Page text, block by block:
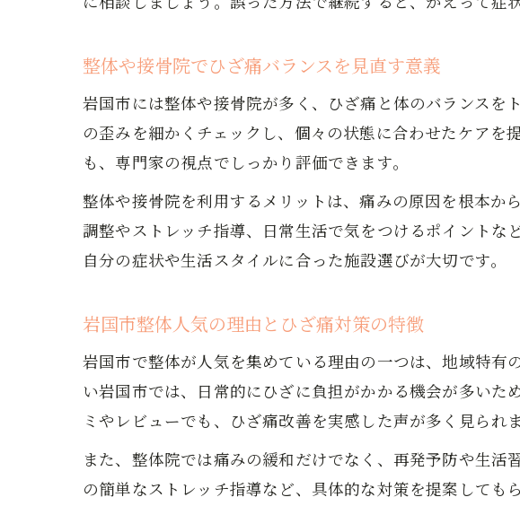
岩国市で
カイロ
整体
再発防止に
ひざ痛
整体や
生活動
整体や接骨院でひざ痛バランスを見直す意義
岩国市には整体や接骨院が多く、ひざ痛と体のバランス
の歪みを細かくチェックし、個々の状態に合わせたケア
も、専門家の視点でしっかり評価できます。
整体や接骨院を利用するメリットは、痛みの原因を根本か
調整やストレッチ指導、日常生活で気をつけるポイントな
自分の症状や生活スタイルに合った施設選びが大切です。
岩国市整体人気の理由とひざ痛対策の特徴
岩国市で整体が人気を集めている理由の一つは、地域特
い岩国市では、日常的にひざに負担がかかる機会が多い
ミやレビューでも、ひざ痛改善を実感した声が多く見られま
また、整体院では痛みの緩和だけでなく、再発予防や生
の簡単なストレッチ指導など、具体的な対策を提案して